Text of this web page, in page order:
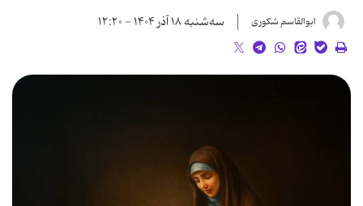
ابوالقاسم شکوری سه‌شنبه ۱۸ آذر ۱۴۰۴ - ۱۲:۲۰